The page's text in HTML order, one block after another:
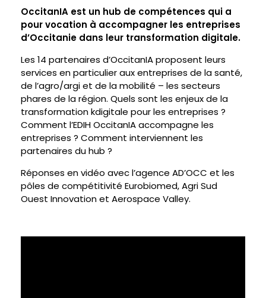
OccitanIA est un hub de compétences qui a
pour vocation à accompagner les entreprises
d’Occitanie dans leur transformation digitale.
Les 14 partenaires d’OccitanIA proposent leurs
services en particulier aux entreprises de la santé,
de l’agro/argi et de la mobilité – les secteurs
phares de la région. Quels sont les enjeux de la
transformation kdigitale pour les entreprises ?
Comment l’EDIH OccitanIA accompagne les
entreprises ? Comment interviennent les
partenaires du hub ?
Réponses en vidéo avec l’agence AD’OCC et les
pôles de compétitivité Eurobiomed, Agri Sud
Ouest Innovation et Aerospace Valley.